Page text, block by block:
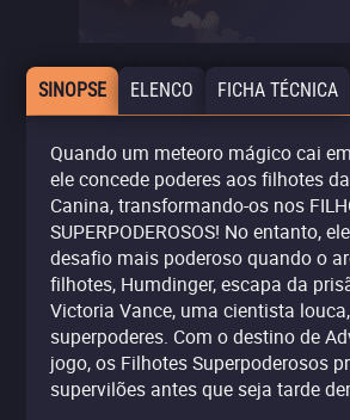
SINOPSE ELENCO FICHA TÉCNICA
Quando um meteoro mágico cai
ele concede poderes aos filhotes
Canina, transformando-os nos
SUPERPODEROSOS! No entanto,
desafio mais poderoso quando o
filhotes, Humdinger, escapa da
Victoria Vance, uma cientista
superpoderes. Com o destino de
jogo, os Filhotes Superpoderosos
supervilões antes que seja tarde